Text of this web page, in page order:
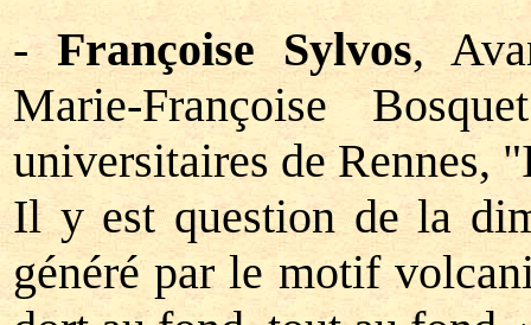
-Françoise Sylvos,
Marie-Françoise
universitaires de Rennes,
Il y est question de la
généré par le motif